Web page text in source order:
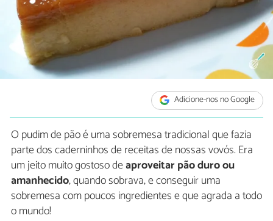
Adicione-nos no Google
O pudim de pão é uma sobremesa tradicional que fazia
parte dos caderninhos de receitas de nossas vovós. Era
um jeito muito gostoso deaproveitar pão duro ou
amanhecido, quando sobrava, e conseguir uma
sobremesa com poucos ingredientes e que agrada a todo
o mundo!